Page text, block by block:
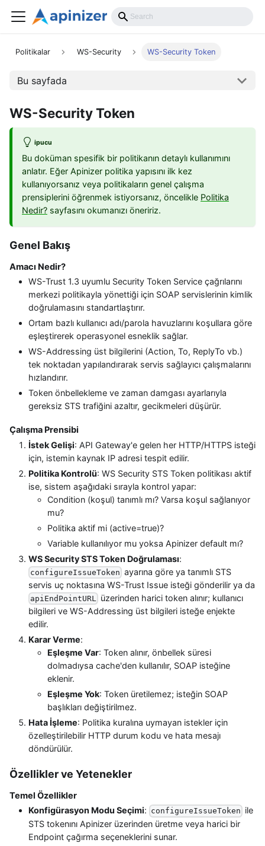
Politikalar WS-Security WS-Security Token
Bu sayfada
WS-Security Token
ipucu
Bu doküman spesifik bir politikanın detaylı kullanımını
anlatır. Eğer Apinizer politika yapısını ilk kez
kullanıyorsanız veya politikaların genel çalışma
prensiplerini öğrenmek istiyorsanız, öncelikle Politika
Nedir? sayfasını okumanızı öneririz.
Genel Bakış
Amacı Nedir?
WS-Trust 1.3 uyumlu Security Token Service çağrılarını
merkezi politikayla yönettiği için SOAP servislerinin kimlik
doğrulamasını standartlaştırır.
Ortam bazlı kullanıcı adı/parola havuzlarını koşullara göre
eşleştirerek operasyonel esneklik sağlar.
WS-Addressing üst bilgilerini (Action, To, ReplyTo vb.)
tek noktadan yapılandırarak servis sağlayıcı çalışmalarını
hızlandırır.
Token önbellekleme ve zaman damgası ayarlarıyla
gereksiz STS trafiğini azaltır, gecikmeleri düşürür.
Çalışma Prensibi
İstek Gelişi: API Gateway'e gelen her HTTP/HTTPS isteği
için, istemin kaynak IP adresi tespit edilir.
Politika Kontrolü: WS Security STS Token politikası aktif
ise, sistem aşağıdaki sırayla kontrol yapar:
Condition (koşul) tanımlı mı? Varsa koşul sağlanıyor
mu?
Politika aktif mi (active=true)?
Variable kullanılıyor mu yoksa Apinizer default mı?
WS Security STS Token Doğrulaması:
configureIssueToken ayarına göre ya tanımlı STS
servis uç noktasına WS-Trust Issue isteği gönderilir ya da
apiEndPointURL
üzerinden harici token alınır; kullanıcı
bilgileri ve WS-Addressing üst bilgileri isteğe enjekte
edilir.
Karar Verme:
Eşleşme Var: Token alınır, önbellek süresi
dolmadıysa cache'den kullanılır, SOAP isteğine
eklenir.
Eşleşme Yok: Token üretilemez; isteğin SOAP
başlıkları değiştirilmez.
Hata İşleme: Politika kuralına uymayan istekler için
özelleştirilebilir HTTP durum kodu ve hata mesajı
döndürülür.
Özellikler ve Yetenekler
Temel Özellikler
Konfigürasyon Modu Seçimi: configureIssueToken ile
STS tokenını Apinizer üzerinden üretme veya harici bir
Endpoint çağırma seçeneklerini sunar.